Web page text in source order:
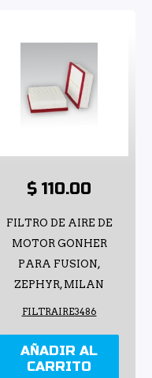
$ 110.00
FILTRO DE AIRE DE
MOTOR GONHER
PARA FUSION,
ZEPHYR, MILAN
FILTRAIRE3486
AÑADIR AL
CARRITO